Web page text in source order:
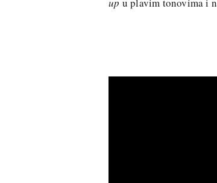
up u plavim tonovima i